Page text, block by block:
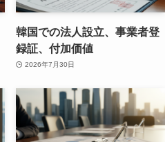
韓国での法人設立、事業者登
録証、付加価値
2026年7月30日